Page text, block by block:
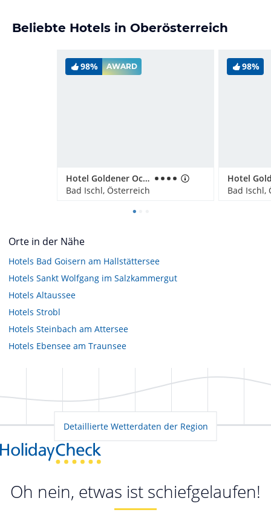
Beliebte Hotels in Oberösterreich
98% AWARD
Hotel Goldener Ochs
Bad Ischl, Österreich
98%
Bad Ischl,
Orte in der Nähe
Hotels Bad Goisern am Hallstättersee
Hotels Sankt Wolfgang im Salzkammergut
Hotels Altaussee
Hotels Strobl
Hotels Steinbach am Attersee
Hotels Ebensee am Traunsee
Detaillierte Wetterdaten der Region
Oh nein, etwas ist schiefgelaufen!